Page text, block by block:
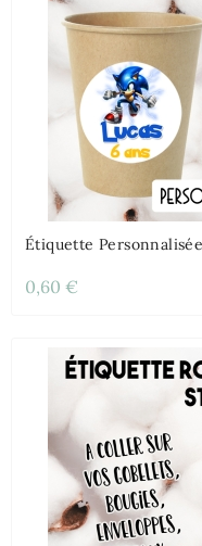
Étiquette
0,60 €